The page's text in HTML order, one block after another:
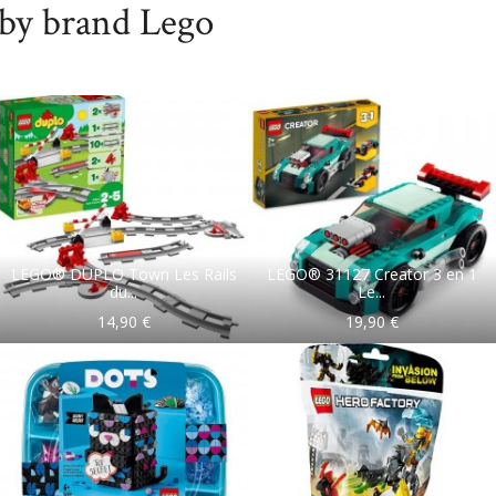
brand Lego
LEGO® DUPLO Town Les Rails
du...
14,90 €
LEGO® 31127 Creator 3 en 1
Le...
19,90 €